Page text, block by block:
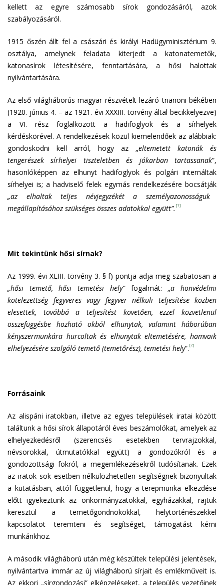
kellett az egyre számosabb sírok gondozásáról, azok
szabályozásáról.
1915 őszén állt fel a császári és királyi Hadügyminisztérium 9.
osztálya, amelynek feladata kiterjedt a katonatemetők,
katonasírok létesítésére, fenntartására, a hősi halottak
nyilvántartására.
Az első világháborús magyar részvételt lezáró trianoni békében
(1920. június 4. – az 1921. évi XXXIII. törvény által becikkelyezve)
a VI. rész foglalkozott a hadifoglyok és a sírhelyek
kérdéskörével. A rendelkezések közül kiemelendőek az alábbiak:
gondoskodni kell arról, hogy az „eltemetett katonák és
tengerészek sírhelyei tiszteletben és jókarban tartassanak”,
hasonlóképpen az elhunyt hadifoglyok és polgári internáltak
sírhelyei is; a hadviselő felek egymás rendelkezésére bocsátják
„az elhaltak teljes névjegyzékét a személyazonosságuk
megállapításához szükséges összes adatokkal együtt”. [1]
Mit tekintünk hősi sírnak?
Az 1999. évi XLIII. törvény 3. § f) pontja adja meg szabatosan a
„hősi temető, hősi temetési hely”fogalmát: „a honvédelmi
kötelezettség fegyveres vagy fegyver nélküli teljesítése közben
elesettek, továbbá a teljesítést követően, ezzel közvetlenül
összefüggésbe hozható okból elhunytak, valamint háborúban
kényszermunkára hurcoltak és elhunytak eltemetésére, hamvaik
elhelyezésére szolgáló temető (temetőrész), temetési hely”. [2]
Forrásaink
Az alispáni iratokban, illetve az egyes települések iratai között
találtunk a hősi sírok állapotáról éves beszámolókat, amelyek az
elhelyezkedésről (szerencsés esetekben tervrajzokkal,
névsorokkal, útmutatókkal együtt) a gondozókról és a
gondozottsági fokról, a megemlékezésekről tudósítanak. Ezek
az iratok sok esetben nélkülözhetetlen segítségnek bizonyultak
a kutatásban, attól függetlenül, hogy a terepmunka elkezdése
előtt igyekeztünk az önkormányzatokkal, egyházakkal, rajtuk
keresztül a temetőgondnokokkal, helytörténészekkel
kapcsolatot teremteni és segítséget, támogatást kérni
munkánkhoz.
A második világháború után még készültek települési jelentések,
nyilvántartva immár az új világháború sírjait és emlékműveit is.
Az ekkori „sírgondozási” elképzeléseket, a település vezetőinek